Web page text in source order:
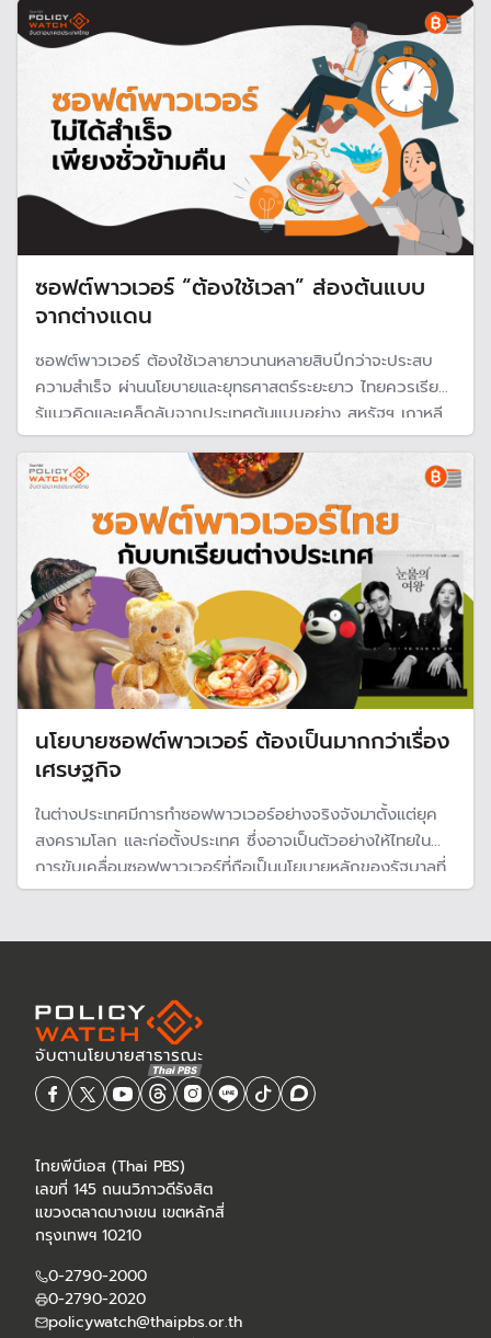
ซอฟต์พาวเวอร์ “ต้องใช้เวลา” ส่องต้นแบบ
จากต่างแดน
ซอฟต์พาวเวอร์ ต้องใช้เวลายาวนานหลายสิบปีกว่าจะประสบ
ความสำเร็จ ผ่านนโยบายและยุทธศาสตร์ระยะยาว ไทยควรเรียน
รู้แนวคิดและเคล็ดลับจากประเทศต้นแบบอย่าง สหรัฐฯ เกาหลี
และญี่ปุ่น เพื่อย่นเวลาสร้างซอฟต์พาวเวอร์ให้สำเร็จเร็วขึ้น
นโยบายซอฟต์พาวเวอร์ ต้องเป็นมากกว่าเรื่อง
เศรษฐกิจ
ในต่างประเทศมีการทำซอฟพาวเวอร์อย่างจริงจังมาตั้งแต่ยุค
สงครามโลก และก่อตั้งประเทศ ซึ่งอาจเป็นตัวอย่างให้ไทยใน
การขับเคลื่อนซอฟพาวเวอร์ที่ถือเป็นนโยบายหลักของรัฐบาลที่
กำลังผลักดันอย่างเต็มที่ แต่อาจผิดทาง และกำลังเสียงบ
ไทยพีบีเอส (Thai PBS)
เลขที่ 145 ถนนวิภาวดีรังสิต
แขวงตลาดบางเขน เขตหลักสี่
กรุงเทพฯ 10210
0-2790-2000
0-2790-2020
policywatch@thaipbs.or.th